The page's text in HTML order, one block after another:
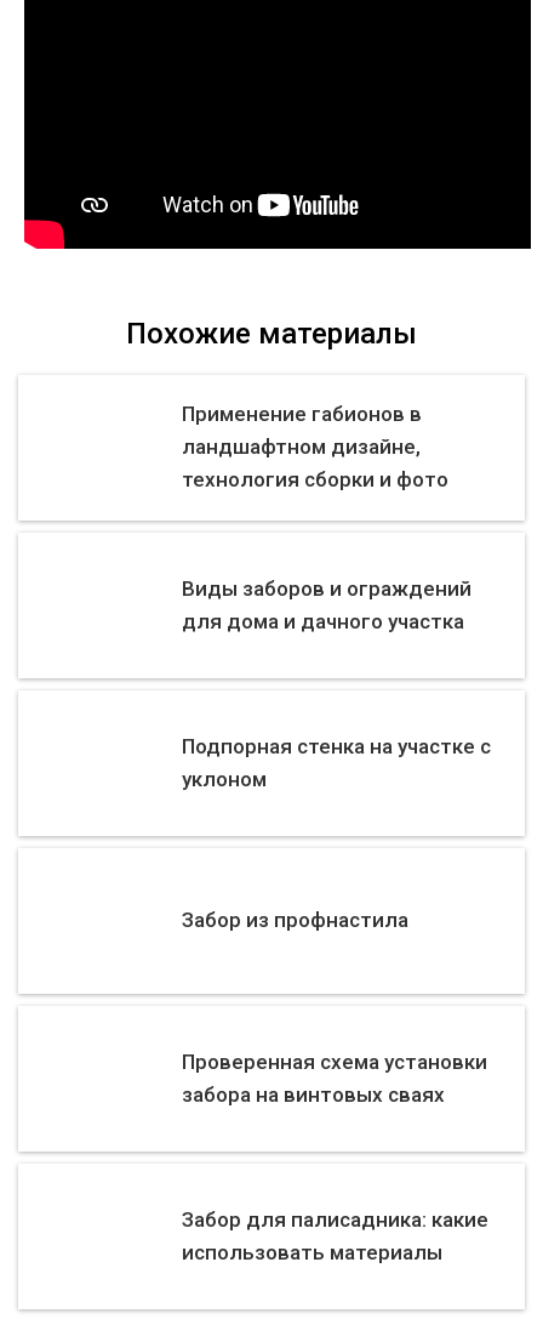
Похожие материалы
Применение габионов в
ландшафтном дизайне,
технология сборки и фото
Виды заборов и ограждений
для дома и дачного участка
Подпорная стенка на участке с
уклоном
Забор из профнастила
Проверенная схема установки
забора на винтовых сваях
Забор для палисадника: какие
использовать материалы